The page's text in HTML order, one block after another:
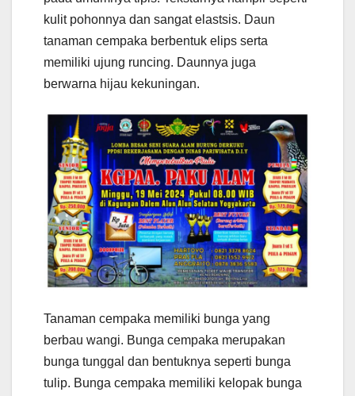
kulit pohonnya dan sangat elastsis. Daun
tanaman cempaka berbentuk elips serta
memiliki ujung runcing. Daunnya juga
berwarna hijau kekuningan.
Tanaman cempaka memiliki bunga yang
berbau wangi. Bunga cempaka merupakan
bunga tunggal dan bentuknya seperti bunga
tulip. Bunga cempaka memiliki kelopak bunga